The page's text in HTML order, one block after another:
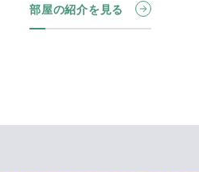
部屋の紹介を見る